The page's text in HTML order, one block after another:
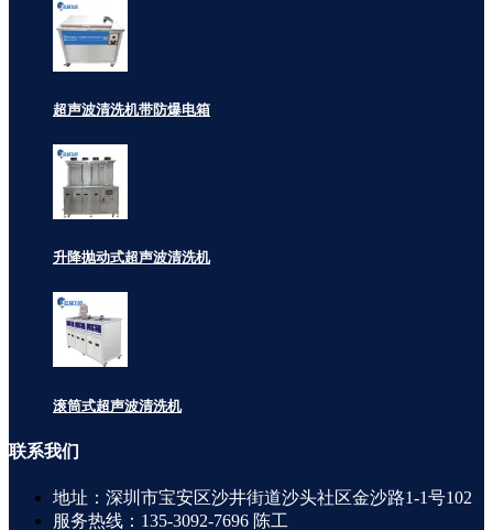
超声波清洗机带防爆电箱
升降抛动式超声波清洗机
滚筒式超声波清洗机
联系我们
地址：深圳市宝安区沙井街道沙头社区金沙路1-1号102
服务热线：135-3092-7696 陈工